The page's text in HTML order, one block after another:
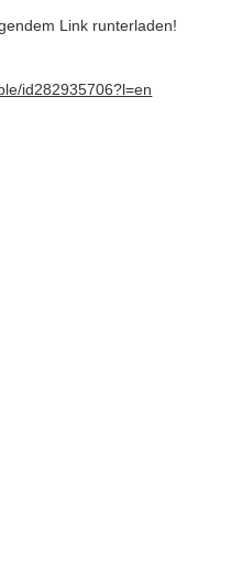
Link runterladen!
id282935706?l=en